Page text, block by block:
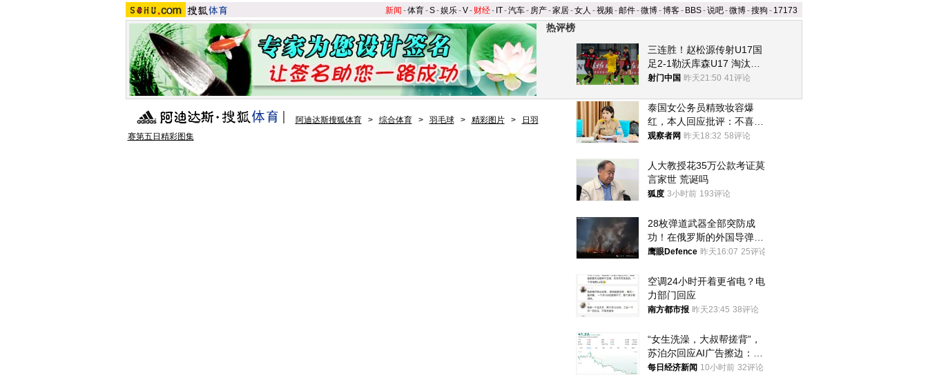
新闻 -体育-S-娱乐-V- 财经- IT-汽车- 房产-家居-女人 -视频-邮件-微博-博客- BBS-说吧-微博-搜狗 - 17173
热评榜
三连胜！赵松源传射U17国
足2-1勒沃库森U17 淘汰赛
将战河床
射门中国 昨天21:50 41评论
泰国女公务员精致妆容爆
红，本人回应批评：不喜欢
就别看
观察者网 昨天18:32 58评论
人大教授花35万公款考证莫
言家世 荒诞吗
狐度 3小时前 193评论
28枚弹道武器全部突防成
功！在俄罗斯的外国导弹发
射车都是合法打击目标
鹰眼Defence 昨天16:07 25评论
空调24小时开着更省电？电
力部门回应
南方都市报 昨天23:45 38评论
“女生洗澡，大叔帮搓背”，
苏泊尔回应AI广告擦边：视
频全下架，已强化内容管理
每日经济新闻 10小时前 32评论
阿迪达斯搜狐体育 > 综合体育 > 羽毛球 > 精彩图片 >
日羽
赛第五日精彩图集